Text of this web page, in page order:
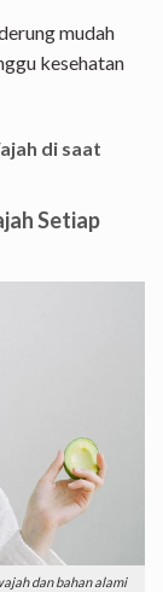
mudah
kesehatan
di saat
Setiap
dan bahan alami